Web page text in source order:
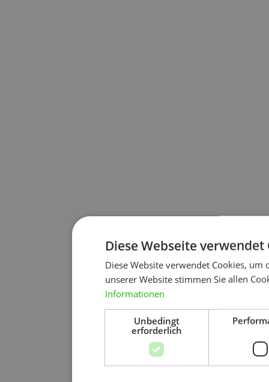
Diese Webseite verwendet
Diese Website verwendet Cookies,
unserer Website stimmen Sie allen
Informationen
Unbedingt
erforderlich